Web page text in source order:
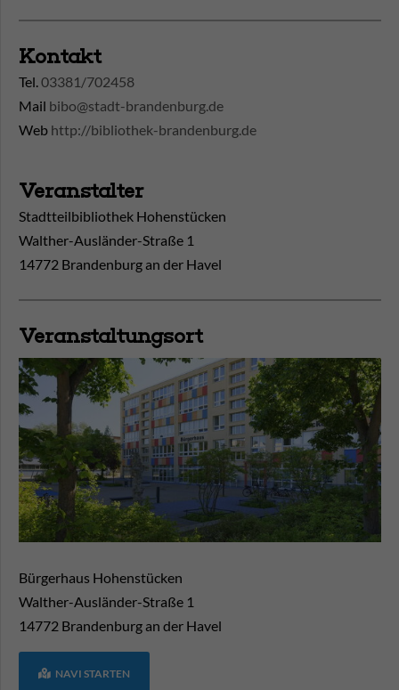
Kontakt
Tel. 03381/702458
Mail bibo@stadt-brandenburg.de
Web http://bibliothek-brandenburg.de
Veranstalter
Stadtteilbibliothek Hohenstücken
Walther-Ausländer-Straße 1
14772 Brandenburg an der Havel
Veranstaltungsort
Bürgerhaus Hohenstücken
Walther-Ausländer-Straße 1
14772 Brandenburg an der Havel
NAVI STARTEN